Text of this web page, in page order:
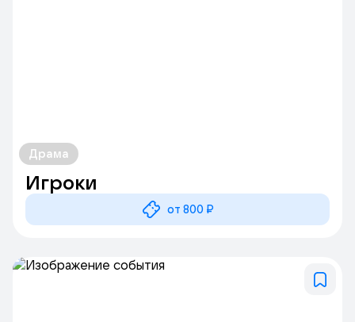
Драма
Игроки
от 800 ₽